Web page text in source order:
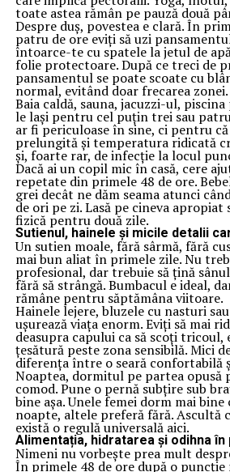
toate astea rămân pe pauză două
Despre duș, povestea e clară. În
patru de ore eviți să uzi
întoarce-te cu spatele la jetul de
folie protectoare. După ce treci de
pansamentul se poate scoate cu
normal, evitând doar frecarea zonei.
Baia caldă, sauna, jacuzzi-ul,
le lași pentru cel puțin trei sau
ar fi periculoase în sine, ci pentru
prelungită și temperatura ridicată
și, foarte rar, de infecție la locul
Dacă ai un copil mic în casă, cere
repetate din primele 48 de ore.
grei decât ne dăm seama atunci
de ori pe zi. Lasă pe cineva apropiat
fizică pentru două zile.
Sutienul, hainele și micile detalii
Un sutien moale, fără sârmă, fără
mai bun aliat în primele zile. Nu
profesional, dar trebuie să țină
fără să strângă. Bumbacul e ideal,
rămâne pentru săptămâna viitoare.
Hainele lejere, bluzele cu nasturi
ușurează viața enorm. Eviți să mai
deasupra capului ca să scoți tricoul,
țesătură peste zona sensibilă. Mici
diferența între o seară confortabilă
Noaptea, dormitul pe partea opusă
comod. Pune o pernă subțire sub
bine așa. Unele femei dorm mai
noapte, altele preferă fără. Ascultă
există o regulă universală aici.
Alimentația, hidratarea și odihna
Nimeni nu vorbește prea mult
În primele 48 de ore după o